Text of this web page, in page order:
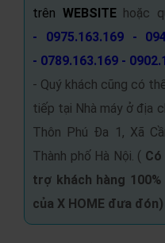
trên WEBSITE hoặc
- 0975.163.169 -
- 0789.163.169 -
- Quý khách cũng có
tiếp tại Nhà máy ở địa
Thôn Phú Đa 1, Xã
Thành phố Hà Nội. (
trợ khách hàng
của X HOME đưa đón)